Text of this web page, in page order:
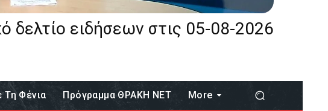
δελτίο ειδήσεων στις 05-08-2026
Τη Φένια Πρόγραμμα ΘΡΑΚΗ ΝΕΤ More